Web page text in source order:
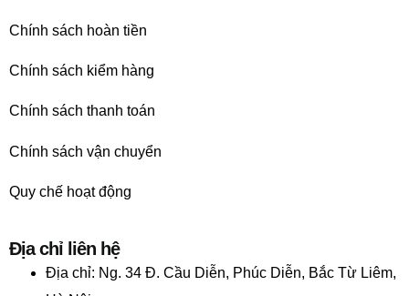
Chính sách hoàn tiền
Chính sách kiểm hàng
Chính sách thanh toán
Chính sách vận chuyển
Quy chế hoạt động
Địa chỉ liên hệ
Địa chỉ: Ng. 34 Đ. Cầu Diễn, Phúc Diễn, Bắc Từ Liêm,